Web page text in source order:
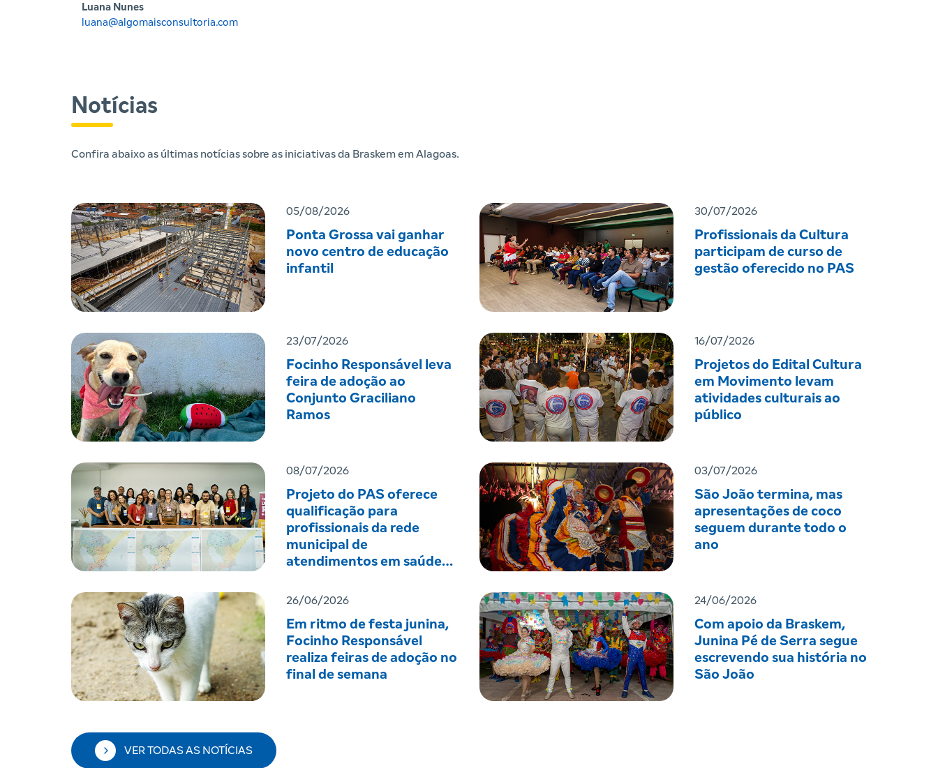
Luana Nunes
luana@algomaisconsultoria.com
Notícias
Confira abaixo as últimas notícias sobre as iniciativas da Braskem em Alagoas.
05/08/2026
Ponta Grossa vai ganhar
novo centro de educação
infantil
30/07/2026
Profissionais da Cultura
participam de curso de
gestão oferecido no PAS
23/07/2026
Focinho Responsável leva
feira de adoção ao
Conjunto Graciliano
Ramos
16/07/2026
Projetos do Edital Cultura
em Movimento levam
atividades culturais ao
público
08/07/2026
Projeto do PAS oferece
qualificação para
profissionais da rede
municipal de
atendimentos em saúde
03/07/2026
São João termina, mas
apresentações de coco
seguem durante todo o
ano
26/06/2026
Em ritmo de festa junina,
Focinho Responsável
realiza feiras de adoção no
final de semana
24/06/2026
Com apoio da Braskem,
Junina Pé de Serra segue
escrevendo sua história no
São João
VER TODAS AS NOTÍCIAS